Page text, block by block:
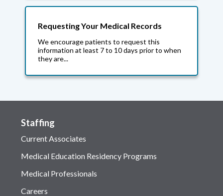
Requesting Your Medical Records
We encourage patients to request this
information at least 7 to 10 days prior to when
they are...
Staffing
Current Associates
Medical Education Residency Programs
Medical Professionals
Careers